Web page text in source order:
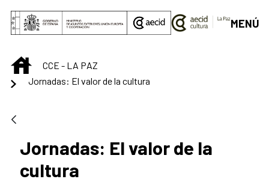
Saltar al contenido principal
MENÚ
INICIOCCE - LA PAZ
Jornadas: El valor de la cultura
Jornadas: El valor de la
cultura